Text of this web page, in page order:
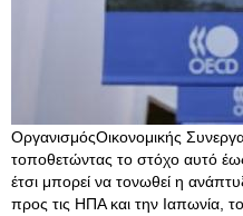
ΟργανισμόςΟικονομικής
τοποθετώντας το στόχο αυτό
έτσι μπορεί να τονωθεί η
προς τις ΗΠΑ και την Ιαπωνία,